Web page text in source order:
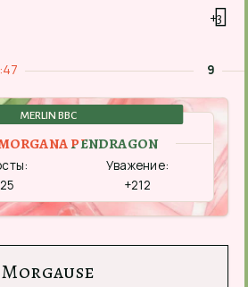
+3
9
PENDRAGON
MERLIN BBC
Уважение:
+212
25
Morgause